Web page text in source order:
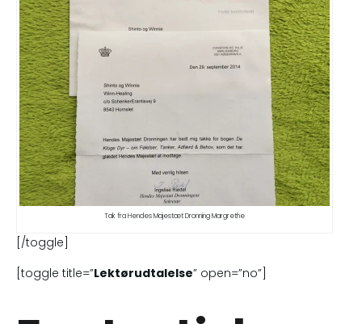
Tak fra Hendes Majestæt Dronning Margrethe
[/toggle]
[toggle title=”Lektørudtalelse” open=”no”]